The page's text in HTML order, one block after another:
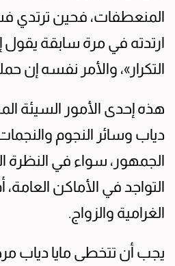
المنعطفات، فحين ترتدي
ارتدته في مرة سابقة يقول
التكرار»، والأمر نفسه إن
هذه إحدى الأمور السيئة
دياب وسائر النجوم
الجمهور، سواء في النظرة
التواجد في الأماكن
الغرامية والزواج.
يجب أن تتخطى مايا دياب